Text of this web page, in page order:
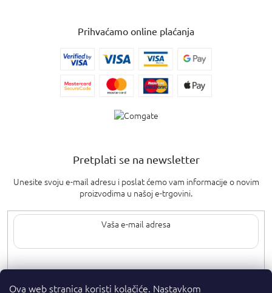
Ova web stranica koristi kolačiće. Nastavkom
Prihvaćamo online plaćanja
Pretplati se na newsletter
Unesite svoju e-mail adresu i poslat ćemo vam informacije o novim
proizvodima u našoj e-trgovini.
Upisom svoje e-pošte pristajete nauvjete privatnosti.